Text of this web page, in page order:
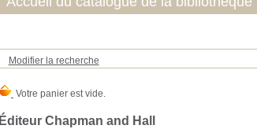
Modifier la recherche
Éditeur Chapman and Hall